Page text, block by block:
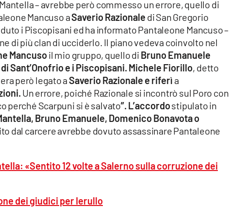
– avrebbe però commesso un errore, quello di
Mancuso aSaverio Razionale di San Gregorio
i Piscopisani ed ha informato Pantaleone Mancuso –
di più clan di ucciderlo. Il piano vedeva coinvolto nel
Mancusoil mio gruppo, quello di Bruno Emanuele
Sant’Onofrio e i Piscopisani. Michele Fiorillo, detto
però legato aSaverio Razionale e riferì a
Un errore, poiché Razionale si incontrò sul Poro con
perché Scarpuni si è salvato”. L’accordostipulato in
Bruno Emanuele, Domenico Bonavota o
dal carcere avrebbe dovuto assassinare Pantaleone
«Sentito 12 volte a Salerno sulla corruzione dei
dei giudici per Ierullo